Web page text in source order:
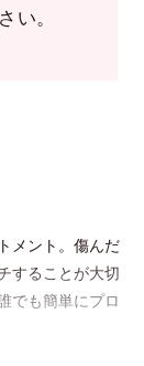
い。
メント。傷んだ
することが大切
でも簡単にプロ